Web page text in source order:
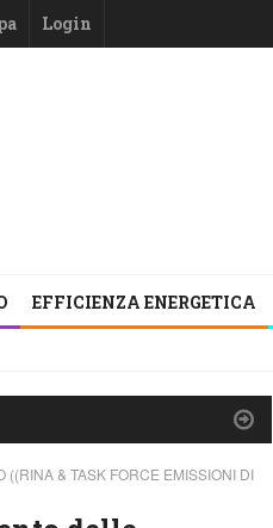
Login
EFFICIENZA ENERGETICA
((RINA & TASK FORCE EMISSIONI DI